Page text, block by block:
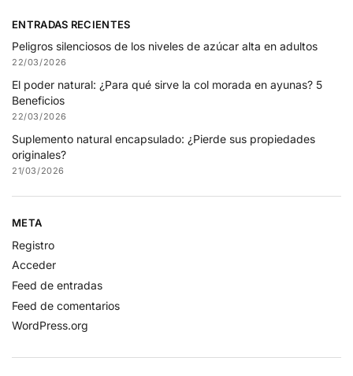
ENTRADAS RECIENTES
Peligros silenciosos de los niveles de azúcar alta en adultos
22/03/2026
El poder natural: ¿Para qué sirve la col morada en ayunas? 5
Beneficios
22/03/2026
Suplemento natural encapsulado: ¿Pierde sus propiedades
originales?
21/03/2026
META
Registro
Acceder
Feed de entradas
Feed de comentarios
WordPress.org